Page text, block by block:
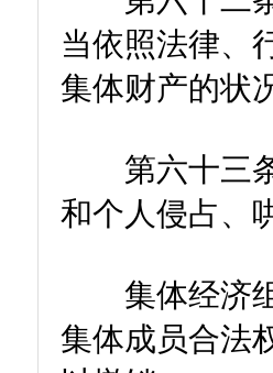
当依照法律、
集体财产的状
第六十三条
和个人侵占、
集体经济组
集体成员合法